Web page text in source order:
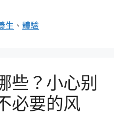
生 、體驗
些？小心别
必要的风